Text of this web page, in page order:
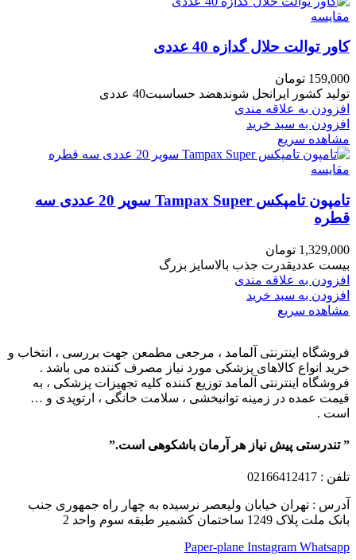
مقایسه
کاور توالت حلال گدازه 40 عددی
159,000 تومان
تولید کشور ایرانحل شوندهضد حساسبت40 عددی
افزودن به علاقه مندی
افزودن به سبد خرید
مشاهده سریع
مقایسه
تامپون تامپکس Tampax Super سوپر 20 عددی سه
قطره
1,329,000 تومان
بیست عددیقدرت جذب بالاسایز بزرگ
افزودن به علاقه مندی
افزودن به سبد خرید
مشاهده سریع
فروشگاه اینترنتی آلمامد ، مرجعی مطمعن جهت بررسی ، انتخاب و
خرید انواع کالاهای پزشکی مورد نیاز مصرف کننده می باشد .
فروشگاه اینترنتی آلمامد توزیع کننده کلیه تجهیزات پزشکی ، به
قیمت عمده در زمینه توانبخشی ، سلامت خانگی ، ارتوپدی و …
است .
” تندرستی پیش نیاز هر آرمان باشکوهی است.”
تلفن : 02166412417
آدرس : تهران خیابان ولیعصر نرسیده به چهار راه جمهوری جنب
بانک ملت پلاک 1249 ساختمان کشمیر طبقه سوم واحد 2
Paper-plane Instagram Whatsapp